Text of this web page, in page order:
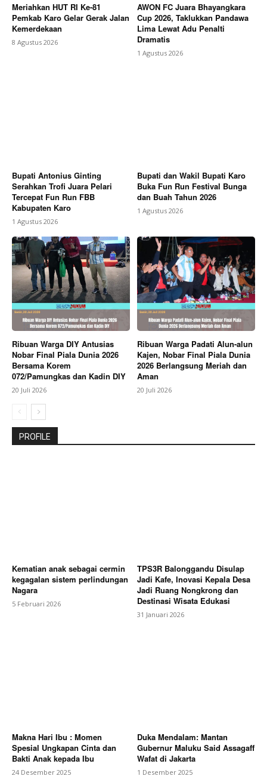
Meriahkan HUT RI Ke-81
Pemkab Karo Gelar Gerak Jalan
Kemerdekaan
8 Agustus 2026
AWON FC Juara Bhayangkara
Cup 2026, Taklukkan Pandawa
Lima Lewat Adu Penalti
Dramatis
1 Agustus 2026
Bupati Antonius Ginting
Serahkan Trofi Juara Pelari
Tercepat Fun Run FBB
Kabupaten Karo
1 Agustus 2026
Bupati dan Wakil Bupati Karo
Buka Fun Run Festival Bunga
dan Buah Tahun 2026
1 Agustus 2026
Ribuan Warga DIY Antusias
Nobar Final Piala Dunia 2026
Bersama Korem
072/Pamungkas dan Kadin DIY
20 Juli 2026
Ribuan Warga Padati Alun-alun
Kajen, Nobar Final Piala Dunia
2026 Berlangsung Meriah dan
Aman
20 Juli 2026
PROFILE
Kematian anak sebagai cermin
kegagalan sistem perlindungan
Nagara
5 Februari 2026
TPS3R Balonggandu Disulap
Jadi Kafe, Inovasi Kepala Desa
Jadi Ruang Nongkrong dan
Destinasi Wisata Edukasi
31 Januari 2026
Makna Hari Ibu : Momen
Spesial Ungkapan Cinta dan
Bakti Anak kepada Ibu
24 Desember 2025
Duka Mendalam: Mantan
Gubernur Maluku Said Assagaff
Wafat di Jakarta
1 Desember 2025